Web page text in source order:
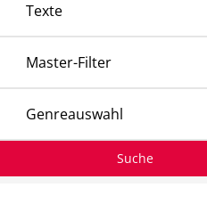
Texte
Master-Filter
Genreauswahl
Suche